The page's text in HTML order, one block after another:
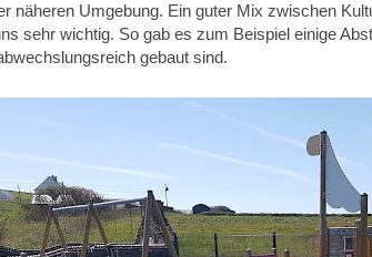
näheren Umgebung. Ein guter Mix zwischen
sehr wichtig. So gab es zum Beispiel einige
gebaut sind.